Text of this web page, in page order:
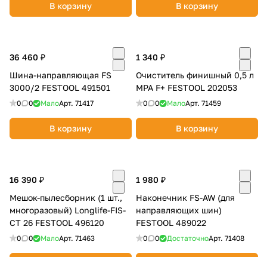
В корзину В корзину
36 460 ₽
Шина-направляющая FS
3000/2 FESTOOL 491501
0 0 МалоАрт. 71417
В корзину
1 340 ₽
Очиститель финишный 0,5 л
MPA F+ FESTOOL 202053
0 0 МалоАрт. 71459
В корзину
16 390 ₽
Мешок-пылесборник (1 шт.,
многоразовый) Longlife-FIS-
CT 26 FESTOOL 496120
0 0 МалоАрт. 71463
1 980 ₽
Наконечник FS-AW (для
направляющих шин)
FESTOOL 489022
0 0 ДостаточноАрт. 71408
Оставшиеся
Подробнее
об оплате Плайтом
раз в 2
недели
Остались вопросы?
8 800 302-02-51
plait.ru